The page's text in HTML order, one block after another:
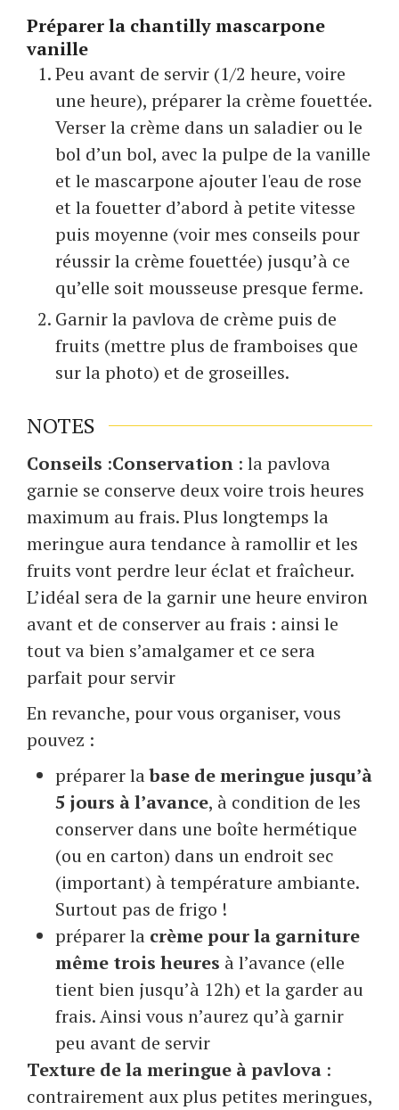
Préparer la chantilly mascarpone
vanille
Peu avant de servir (1/2 heure, voire
une heure), préparer la crème fouettée.
Verser la crème dans un saladier ou le
bol d’un bol, avec la pulpe de la vanille
et le mascarpone ajouter l'eau de rose
et la fouetter d’abord à petite vitesse
puis moyenne (voir mes conseils pour
réussir la crème fouettée) jusqu’à ce
qu’elle soit mousseuse presque ferme.
Garnir la pavlova de crème puis de
fruits (mettre plus de framboises que
sur la photo) et de groseilles.
NOTES
Conseils :Conservation : la pavlova
garnie se conserve deux voire trois heures
maximum au frais. Plus longtemps la
meringue aura tendance à ramollir et les
fruits vont perdre leur éclat et fraîcheur.
L’idéal sera de la garnir une heure environ
avant et de conserver au frais : ainsi le
tout va bien s’amalgamer et ce sera
parfait pour servir
En revanche, pour vous organiser, vous
pouvez :
préparer labase de meringue jusqu’à
5 jours à l’avance, à condition de les
conserver dans une boîte hermétique
(ou en carton) dans un endroit sec
(important) à température ambiante.
Surtout pas de frigo !
préparer la crème pour la garniture
même trois heures à l’avance (elle
tient bien jusqu’à 12h) et la garder au
frais. Ainsi vous n’aurez qu’à garnir
peu avant de servir
Texture de la meringue à pavlova :
contrairement aux plus petites meringues,